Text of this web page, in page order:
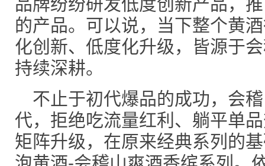
的产品。可以说，当下整个黄
化创新、低度化升级，皆源于
持续深耕。
不止于初代爆品的成功，会
代，拒绝吃流量红利、躺平单
矩阵升级，在原来经典系列的